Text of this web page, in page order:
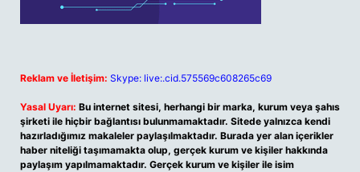
Reklam ve İletişim: Skype: live:.cid.575569c608265c69
Yasal Uyarı: Bu internet sitesi, herhangi bir marka, kurum veya şahıs
şirketi ile hiçbir bağlantısı bulunmamaktadır. Sitede yalnızca kendi
hazırladığımız makaleler paylaşılmaktadır. Burada yer alan içerikler
haber niteliği taşımamakta olup, gerçek kurum ve kişiler hakkında
paylaşım yapılmamaktadır. Gerçek kurum ve kişiler ile isim